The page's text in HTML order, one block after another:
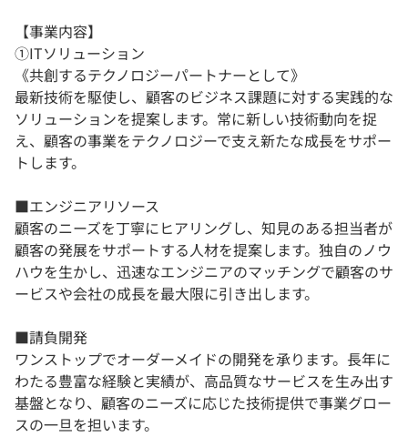
【事業内容】
①ITソリューション
《共創するテクノロジーパートナーとして》
最新技術を駆使し、顧客のビジネス課題に対する実践的な
ソリューションを提案します。常に新しい技術動向を捉
え、顧客の事業をテクノロジーで支え新たな成長をサポー
トします。
■エンジニアリソース
顧客のニーズを丁寧にヒアリングし、知見のある担当者が
顧客の発展をサポートする人材を提案します。独自のノウ
ハウを生かし、迅速なエンジニアのマッチングで顧客のサ
ービスや会社の成長を最大限に引き出します。
■請負開発
ワンストップでオーダーメイドの開発を承ります。長年に
わたる豊富な経験と実績が、高品質なサービスを生み出す
基盤となり、顧客のニーズに応じた技術提供で事業グロー
スの一旦を担います。